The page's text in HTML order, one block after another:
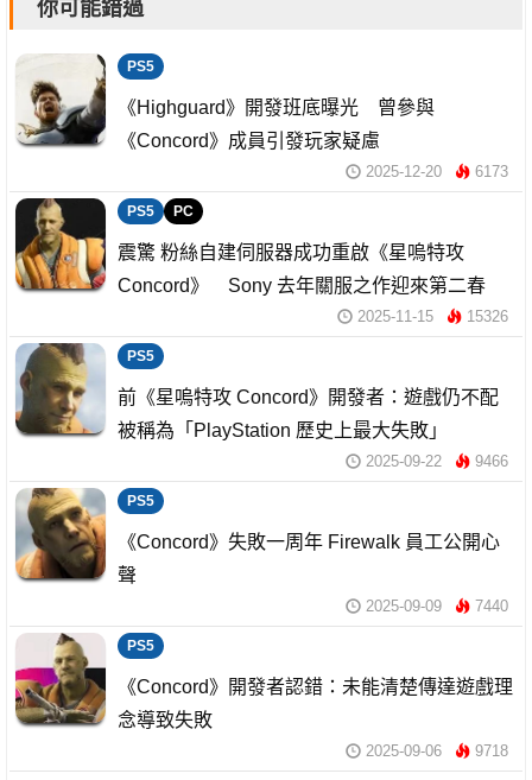
你可能錯過
PS5
《Highguard》開發班底曝光 曾參與
《Concord》成員引發玩家疑慮
2025-12-20 6173
PS5 PC
震驚 粉絲自建伺服器成功重啟《星嗚特攻
Concord》 Sony 去年關服之作迎來第二春
2025-11-15 15326
PS5
前《星嗚特攻 Concord》開發者：遊戲仍不配
被稱為「PlayStation 歷史上最大失敗」
2025-09-22 9466
PS5
《Concord》失敗一周年 Firewalk 員工公開心
聲
2025-09-09 7440
PS5
《Concord》開發者認錯：未能清楚傳達遊戲理
念導致失敗
2025-09-06 9718